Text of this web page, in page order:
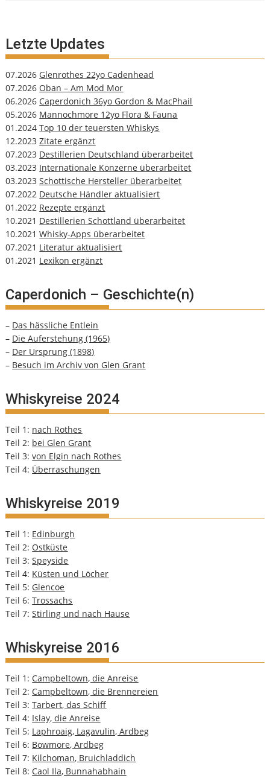
Letzte Updates
07.2026 Glenrothes 22yo Cadenhead
07.2026 Oban – Am Mod Mor
06.2026 Caperdonich 36yo Gordon & MacPhail
05.2026 Mannochmore 12yo Flora & Fauna
01.2024Top 10 der teuersten Whiskys
12.2023Zitate ergänzt
07.2023 Destillerien Deutschland überarbeitet
03.2023 Internationale Konzerne überarbeitet
03.2023Schottische Hersteller überarbeitet
07.2022 Deutsche Händler aktualisiert
01.2022 Rezepte ergänzt
10.2021 Destillerien Schottland überarbeitet
10.2021Whisky-Apps überarbeitet
07.2021 Literatur aktualisiert
01.2021 Lexikon ergänzt
Caperdonich – Geschichte(n)
– Das hässliche Entlein
– Die Auferstehung (1965)
– Der Ursprung (1898)
– Besuch im Archiv von Glen Grant
Whiskyreise 2024
Teil 1: nach Rothes
Teil 2: bei Glen Grant
Teil 3:von Elgin nach Rothes
Teil 4: Überraschungen
Whiskyreise 2019
Teil 1: Edinburgh
Teil 2: Ostküste
Teil 3:Speyside
Teil 4: Küsten und Löcher
Teil 5: Glencoe
Teil 6:Trossachs
Teil 7:Stirling und nach Hause
Whiskyreise 2016
Teil 1: Campbeltown, die Anreise
Teil 2: Campbeltown, die Brennereien
Teil 3:Tarbert, das Schiff
Teil 4: Islay, die Anreise
Teil 5: Laphroaig, Lagavulin, Ardbeg
Teil 6: Bowmore, Ardbeg
Teil 7: Kilchoman, Bruichladdich
Teil 8: Caol Ila, Bunnahabhain